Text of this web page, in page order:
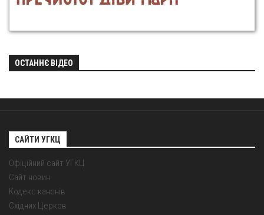
ОСТАННЄ ВІДЕО
САЙТИ УГКЦ
Офіційний сайт УГКЦ
Сайт новин
Кодекс канонів
Східних Церков